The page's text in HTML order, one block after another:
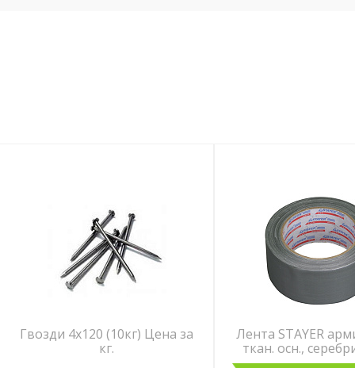
Гвозди 4х120 (10кг) Цена за
кг.
Лента STAYER
ткан. осн.,